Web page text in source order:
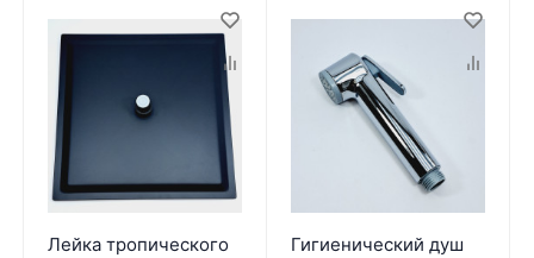
Лейка тропического
Гигиенический душ